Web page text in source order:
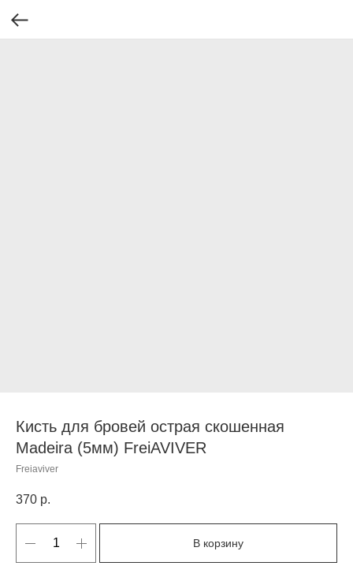
Кисть для бровей острая скошенная
Madeira (5мм) FreiAVIVER
Freiaviver
370 р.
В корзину